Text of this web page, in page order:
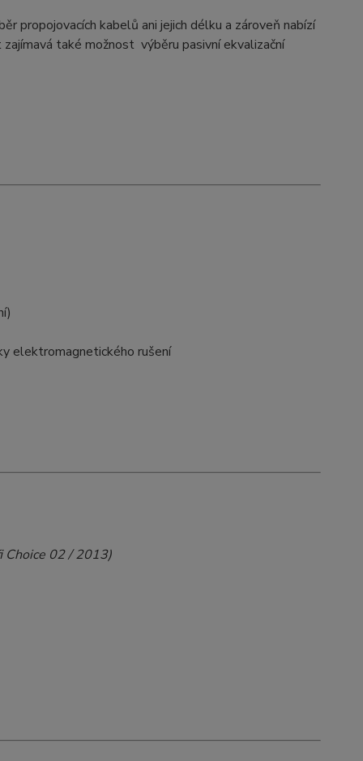
propojovacích kabelů ani jejich délku a zároveň nabízí
také možnost výběru pasivní ekvalizační
elektromagnetického rušení
Choice 02 / 2013)